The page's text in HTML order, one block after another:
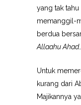
yang tak
memanggil-
berdua
Allaahu Ahad…
Untuk
kurang dari
Majikannya